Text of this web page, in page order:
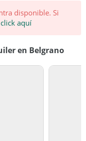
disponible. Si
click aquí
en Belgrano